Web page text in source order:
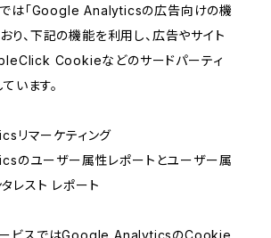
では「Google Analyticsの広告向けの機
り、下記の機能を利用し、広告やサイト
Cookieなどのサードパーティ
います。
リマーケティング
のユーザー属性レポートとユーザー属
レスト レポート